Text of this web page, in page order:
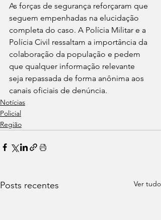
As forças de segurança reforçaram que
seguem empenhadas na elucidação
completa do caso. A Polícia Militar e a
Polícia Civil ressaltam a importância da
colaboração da população e pedem
que qualquer informação relevante
seja repassada de forma anônima aos
canais oficiais de denúncia.
Notícias
Policial
Região
Posts recentes Ver tudo